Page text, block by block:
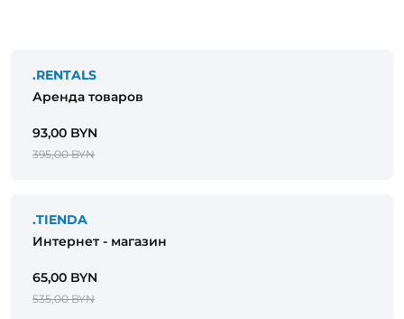
.RENTALS
Аренда товаров
93,00 BYN
395,00 BYN
.TIENDA
Интернет - магазин
65,00 BYN
535,00 BYN